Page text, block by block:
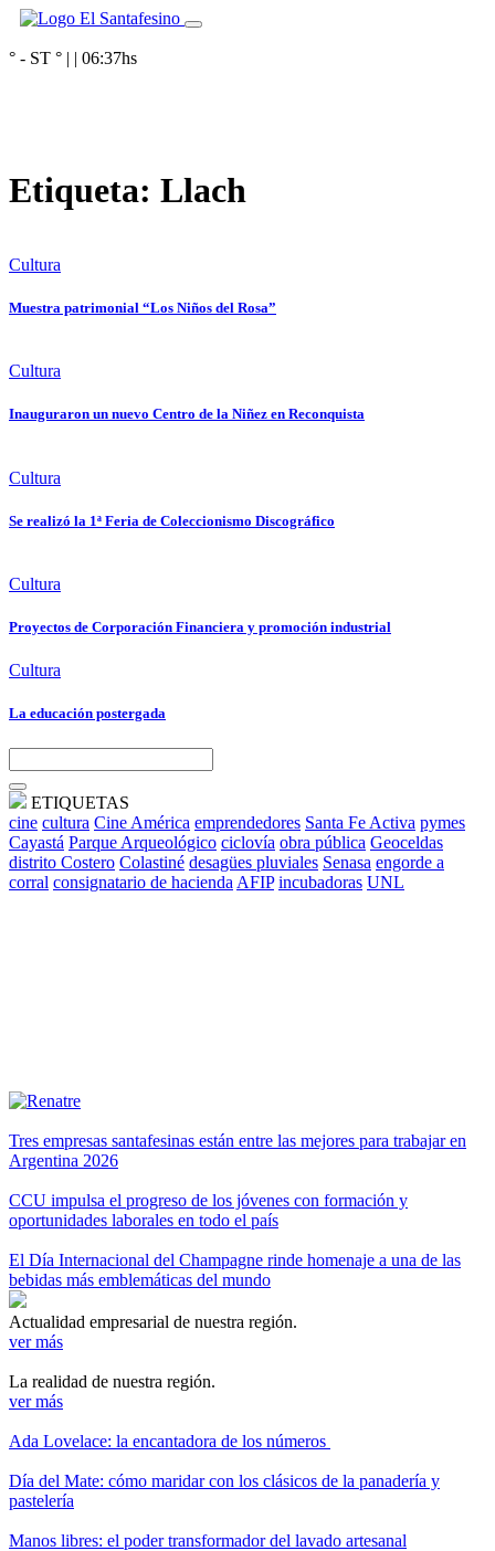
° - ST ° | | 06:37hs
Etiqueta: Llach
Cultura
Muestra patrimonial “Los Niños del Rosa”
Cultura
Inauguraron un nuevo Centro de la Niñez en Reconquista
Cultura
Se realizó la 1ª Feria de Coleccionismo Discográfico
Cultura
Proyectos de Corporación Financiera y promoción industrial
Cultura
La educación postergada
ETIQUETAS
cine cultura Cine América emprendedores Santa Fe Activa pymes
Cayastá Parque Arqueológico ciclovía obra pública Geoceldas
distrito Costero Colastiné desagües pluviales Senasa engorde a
corral consignatario de hacienda AFIP incubadoras UNL
Tres empresas santafesinas están entre las mejores para trabajar en
Argentina 2026
CCU impulsa el progreso de los jóvenes con formación y
oportunidades laborales en todo el país
El Día Internacional del Champagne rinde homenaje a una de las
bebidas más emblemáticas del mundo
Actualidad empresarial de nuestra región.
ver más
La realidad de nuestra región.
ver más
Ada Lovelace: la encantadora de los números
Día del Mate: cómo maridar con los clásicos de la panadería y
pastelería
Manos libres: el poder transformador del lavado artesanal